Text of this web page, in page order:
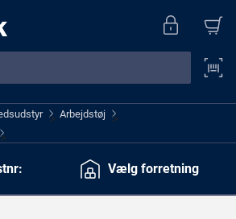
> Arbejdstøj >
>
Vælg forretning